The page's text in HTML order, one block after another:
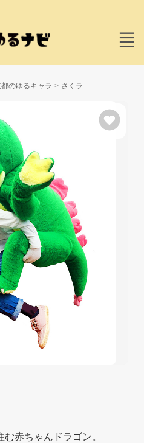
のゆるキャラ さくラ
赤ちゃんドラゴン。